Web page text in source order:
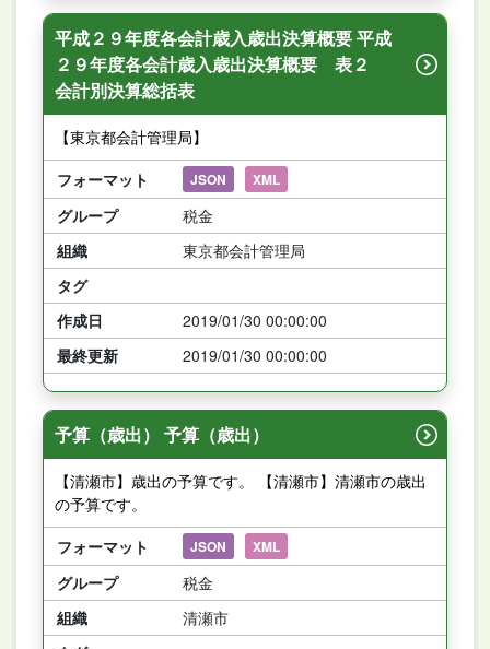
平成２９年度各会計歳入歳出決算概要 平成
２９年度各会計歳入歳出決算概要 表２
会計別決算総括表
【東京都会計管理局】
フォーマット
JSON XML
グループ
税金
組織
東京都会計管理局
タグ
作成日
2019/01/30 00:00:00
最終更新
2019/01/30 00:00:00
予算（歳出） 予算（歳出）
【清瀬市】歳出の予算です。 【清瀬市】清瀬市の歳出
の予算です。
フォーマット
JSON XML
グループ
税金
組織
清瀬市